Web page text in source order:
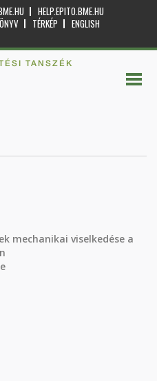
HELP.EPITO.BME.HU
TÉRKÉP
ENGLISH
TANSZÉK
mechanikai viselkedése a